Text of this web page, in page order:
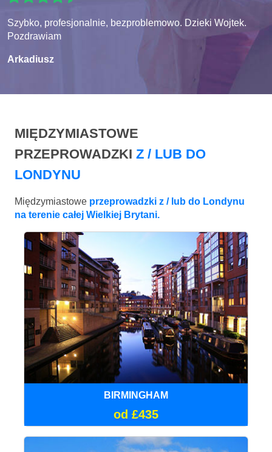
Szybko, profesjonalnie, bezproblemowo. Dzieki Wojtek.
Pozdrawiam
Arkadiusz
MIĘDZYMIASTOWE
PRZEPROWADZKI Z / LUB DO
LONDYNU
Międzymiastowe przeprowadzki z / lub do Londynu
na terenie całej Wielkiej Brytani.
BIRMINGHAM
od £435